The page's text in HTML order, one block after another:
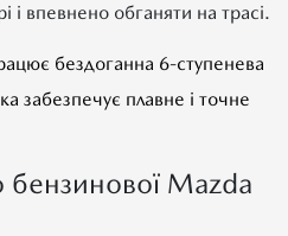
і впевнено обганяти на трасі.
бездоганна 6-ступенева
забезпечує плавне і точне
бензинової Mazda